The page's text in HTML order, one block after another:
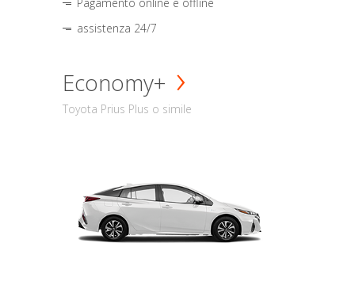
assistenza 24/7
Economy+
Toyota Prius Plus o simile